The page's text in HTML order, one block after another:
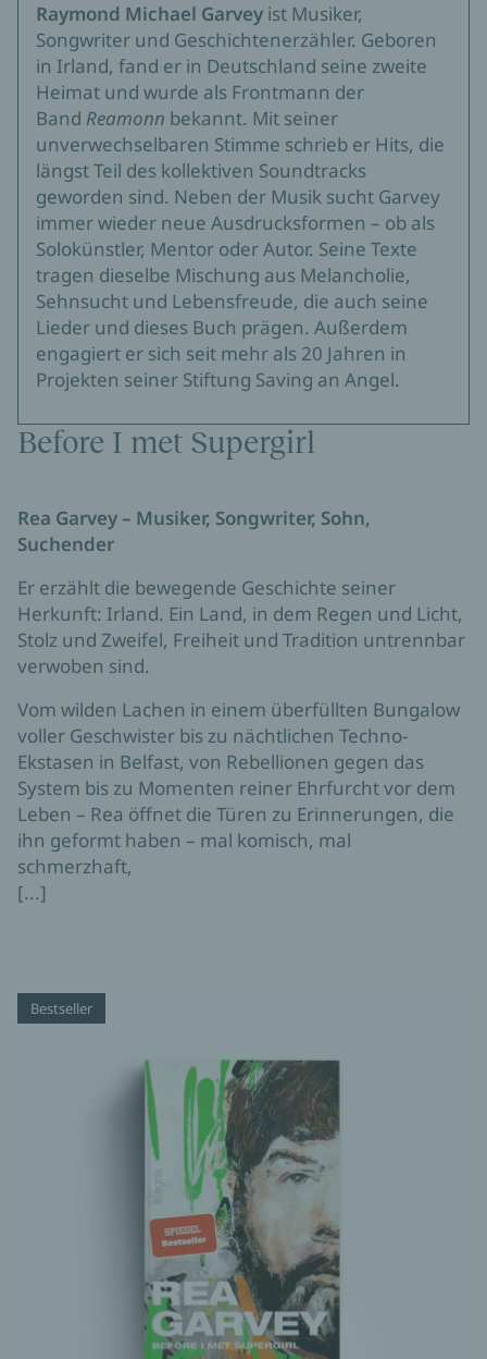
Raymond Michael Garvey ist Musiker,
Songwriter und Geschichtenerzähler. Geboren
in Irland, fand er in Deutschland seine zweite
Heimat und wurde als Frontmann der
Band Reamonn bekannt. Mit seiner
unverwechselbaren Stimme schrieb er Hits, die
längst Teil des kollektiven Soundtracks
geworden sind. Neben der Musik sucht Garvey
immer wieder neue Ausdrucksformen – ob als
Solokünstler, Mentor oder Autor. Seine Texte
tragen dieselbe Mischung aus Melancholie,
Sehnsucht und Lebensfreude, die auch seine
Lieder und dieses Buch prägen. Außerdem
engagiert er sich seit mehr als 20 Jahren in
Projekten seiner Stiftung Saving an Angel.
Before I met Supergirl
Rea Garvey – Musiker, Songwriter, Sohn,
Suchender
Er erzählt die bewegende Geschichte seiner
Herkunft: Irland. Ein Land, in dem Regen und Licht,
Stolz und Zweifel, Freiheit und Tradition untrennbar
verwoben sind.
Vom wilden Lachen in einem überfüllten Bungalow
voller Geschwister bis zu nächtlichen Techno-
Ekstasen in Belfast, von Rebellionen gegen das
System bis zu Momenten reiner Ehrfurcht vor dem
Leben – Rea öffnet die Türen zu Erinnerungen, die
ihn geformt haben – mal komisch, mal
schmerzhaft,
[...]
Bestseller